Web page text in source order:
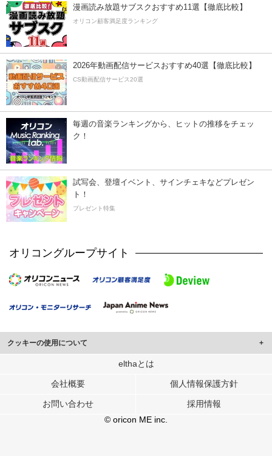
漫画読み放題サブスクおすすめ11選【徹底比較】
オリコン顧客満足度ランキング
2026年動画配信サービスおすすめ40選【徹底比較】
CS動画配信サービス20選
毎週の音楽ランキングから、ヒットの推移をチェッ
ク！
試写会、登壇イベント、サインチェキなどプレゼン
ト！
プレゼント特集
オリコングループサイト
クッキーの使用について
このサイトでは Cookie を使用して、ユーザーに合わせたコンテンツや広告の
行っています。
メディアや広告配信、データ解析の各パートナーに提供しています。
各パートナーは、この情報とユーザーが各パートナーに提供した他の情報や、
ユーザーが各パートナーのサービスを使用したときに収集した他の情報を組み
elthaとは
会社概要 個人情報保護方針
お問い合わせ
採用情報
© oricon ME inc.